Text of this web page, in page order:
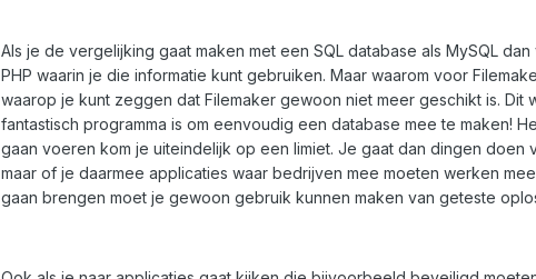
Als je de vergelijking gaat maken met een SQL database als MySQL
PHP waarin je die informatie kunt gebruiken. Maar waarom voor
waarop je kunt zeggen dat Filemaker gewoon niet meer geschikt is.
fantastisch programma is om eenvoudig een database mee te maken!
gaan voeren kom je uiteindelijk op een limiet. Je gaat dan dingen
maar of je daarmee applicaties waar bedrijven mee moeten werken
gaan brengen moet je gewoon gebruik kunnen maken van geteste